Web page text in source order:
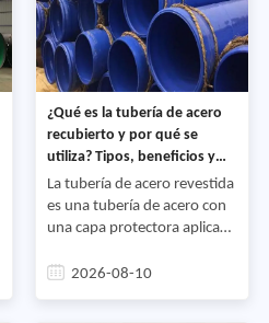
¿Qué es la tubería de acero
recubierto y por qué se
utiliza? Tipos, beneficios y
aplicaciones
La tubería de acero revestida
es una tubería de acero con
una capa protectora aplicada
superficie interna o ambas.
2026-08-10